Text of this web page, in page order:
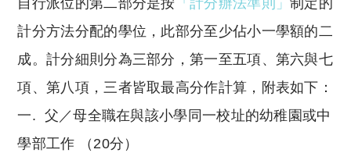
自行派位的第二部分是按 「計分辦法準則」制定的
計分方法分配的學位，此部分至少佔小一學額的二
成。計分細則分為三部分，第一至五項、第六與七
項、第八項，三者皆取最高分作計算，附表如下：
一. 父／母全職在與該小學同一校址的幼稚園或中
學部工作 （20分）